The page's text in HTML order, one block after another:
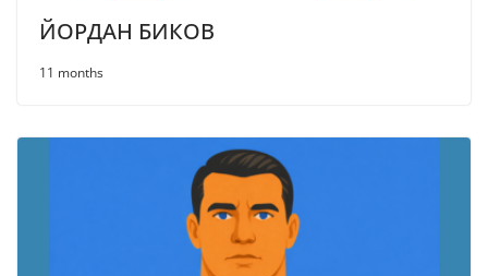
ЙОРДАН БИКОВ
11 months